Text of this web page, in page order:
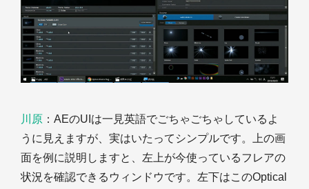
川原 ：AEのUIは一見英語でごちゃごちゃしているよ
うに見えますが、実はいたってシンプルです。上の画
面を例に説明しますと、左上が今使っているフレアの
状況を確認できるウィンドウです。左下はこのOptical